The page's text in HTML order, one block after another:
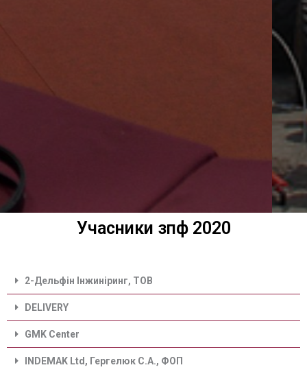
Учасники зпф 2020
2-Дельфін Інжиніринг, ТОВ
DELIVERY
GMK Center
INDEMAK Ltd, Гергелюк С.А., ФОП